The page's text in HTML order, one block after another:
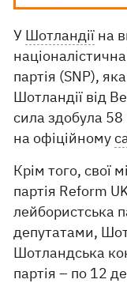
У Шотландії на
партія (SNP),
Шотландії від
сила здобула 58
на офіційному
Крім того, свої
партія Reform
лейбористська
депутатами,
Шотландська
партія – по 12